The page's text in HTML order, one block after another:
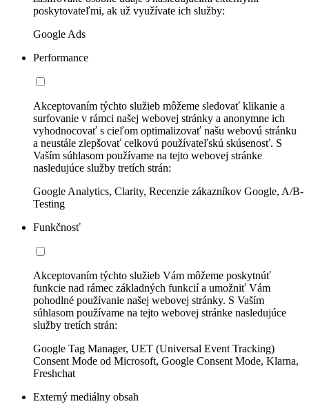
poskytovateľmi, ak už využívate ich služby:
Google Ads
Performance
Akceptovaním týchto služieb môžeme sledovať klikanie a
surfovanie v rámci našej webovej stránky a anonymne ich
vyhodnocovať s cieľom optimalizovať našu webovú stránku
a neustále zlepšovať celkovú používateľskú skúsenosť. S
Vaším súhlasom používame na tejto webovej stránke
nasledujúce služby tretích strán:
Google Analytics, Clarity, Recenzie zákazníkov Google, A/B-
Testing
Funkčnosť
Akceptovaním týchto služieb Vám môžeme poskytnúť
funkcie nad rámec základných funkcií a umožniť Vám
pohodlné používanie našej webovej stránky. S Vaším
súhlasom používame na tejto webovej stránke nasledujúce
služby tretích strán:
Google Tag Manager, UET (Universal Event Tracking)
Consent Mode od Microsoft, Google Consent Mode, Klarna,
Freshchat
Externý mediálny obsah